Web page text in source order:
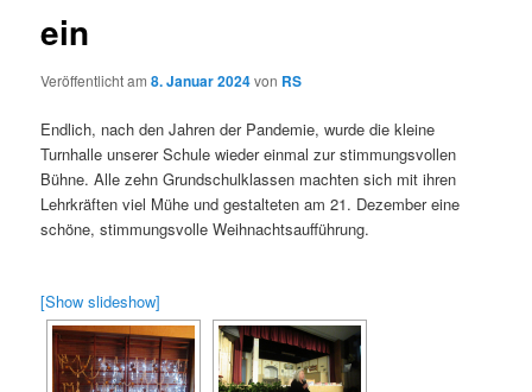
ein
Veröffentlicht am8. Januar 2024von RS
Endlich, nach den Jahren der Pandemie, wurde die kleine
Turnhalle unserer Schule wieder einmal zur stimmungsvollen
Bühne. Alle zehn Grundschulklassen machten sich mit ihren
Lehrkräften viel Mühe und gestalteten am 21. Dezember eine
schöne, stimmungsvolle Weihnachtsaufführung.
[Show slideshow]